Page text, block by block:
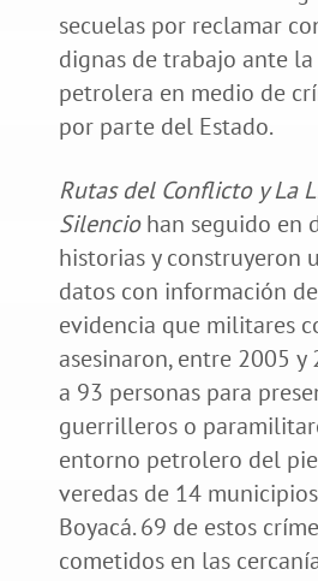
secuelas por reclamar
dignas de trabajo ante
petrolera en medio de
por parte del Estado.
Rutas del Conflicto y La
Silenciohan seguido en
historias y construyeron
datos con información
evidencia que militares
asesinaron, entre 2005 y
a 93 personas para
guerrilleros o
entorno petrolero del
veredas de 14
Boyacá. 69 de estos
cometidos en las